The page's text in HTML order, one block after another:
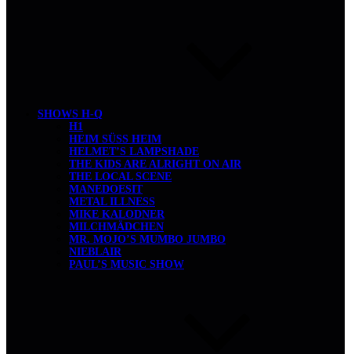
SHOWS H-Q
H1
HEIM SÜSS HEIM
HELMET’S LAMPSHADE
THE KIDS ARE ALRIGHT ON AIR
THE LOCAL SCENE
MANEDOESIT
METAL ILLNESS
MIKE KALODNER
MILCHMÄDCHEN
MR. MOJO’S MUMBO JUMBO
NIEBLAIR
PAUL’S MUSIC SHOW